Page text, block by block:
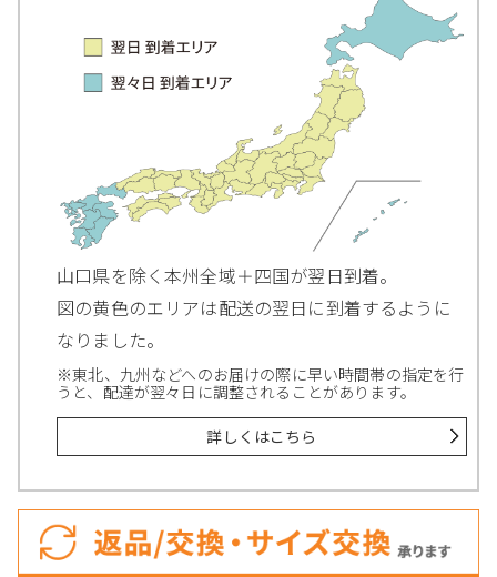
山口県を除く本州全域＋四国が翌日到着。
図の黄色のエリアは配送の翌日に到着するように
なりました。
※東北、九州などへのお届けの際に早い時間帯の指定を行
うと、配達が翌々日に調整されることがあります。
詳しくはこちら